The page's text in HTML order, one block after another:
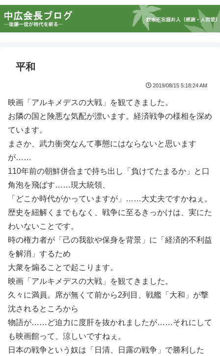
平和
2019/08/15 5:18:24 AM
映画「アルキメデスの大戦」を観てきました。
お隣の国と険悪な気配が漂います。経済戦争の様相を深め
ています。
まさか、武力衝突なんて事態にはならないと思います
が……
110年前の朝鮮併合まで持ち出し「負けてたまるか」と口
角泡を飛ばす……現大統領、
「どこか時代がかっていますが」……大丈夫ですかねぇ。
歴史を紐解くまでもなく、戦争に至るきっかけは、実にた
わいないことです。
時の権力者が「己の我欲や保身を背景」に「経済的不利益
を解消」するため
大衆を煽ることで起こります。
映画「アルキメデスの大戦」を観てきました。
久々に満員。席が無くて前から2列目、戦艦「大和」が撃
沈されるところから
物語が……ど迫力に度肝を抜かれましたが……それにして
も映画館って、涼しいですねぇ。
日本の戦争という奴は「日清、日露の戦争」で勝利した